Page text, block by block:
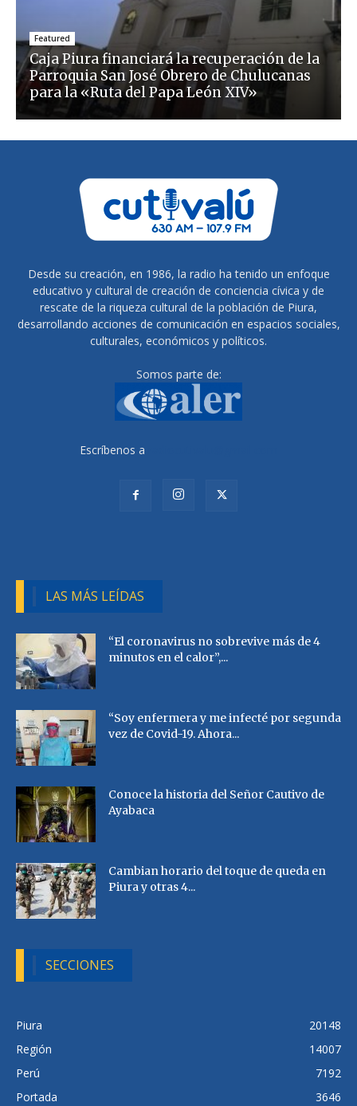
Featured
Caja Piura financiará la recuperación de la
Parroquia San José Obrero de Chulucanas
para la «Ruta del Papa León XIV»
Desde su creación, en 1986, la radio ha tenido un enfoque
educativo y cultural de creación de conciencia cívica y de
rescate de la riqueza cultural de la población de Piura,
desarrollando acciones de comunicación en espacios sociales,
culturales, económicos y políticos.
Somos parte de:
Escríbenos a
LAS MÁS LEÍDAS
“El coronavirus no sobrevive más de 4
minutos en el calor”,...
“Soy enfermera y me infecté por segunda
vez de Covid-19. Ahora...
Conoce la historia del Señor Cautivo de
Ayabaca
Cambian horario del toque de queda en
Piura y otras 4...
SECCIONES
Piura
20148
Región
14007
Perú
7192
Portada
3646